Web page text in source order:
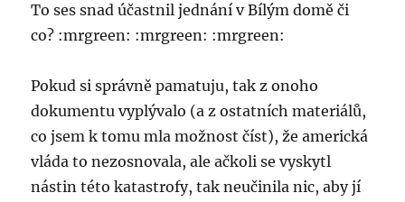
To ses snad účastnil jednání v Bílým domě či
co? :mrgreen: :mrgreen: :mrgreen:
Pokud si správně pamatuju, tak z onoho
dokumentu vyplývalo (a z ostatních materiálů,
co jsem k tomu mla možnost číst), že americká
vláda to nezosnovala, ale ačkoli se vyskytl
nástin této katastrofy, tak neučinila nic, aby jí